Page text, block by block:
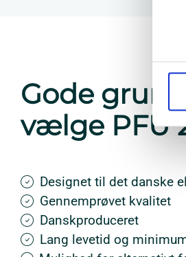
Gode
vælge PFU
Designet til det danske
Gennemprøvet kvalitet
Danskproduceret
Lang levetid og